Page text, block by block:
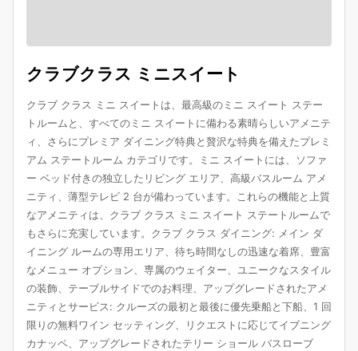
クラブクラス ミニスイート
クラブ クラス ミニ スイートは、最高級のミニ スイート ステー
トルームと、すべてのミニ スイートに備わる素晴らしいアメニテ
ィ、さらにプレミア ダイニング特典と贅沢な特典を備えたプレミ
アム ステートルーム カテゴリです。ミニ スイートには、ソファ
ー ベッド付きの独立したリビング エリア、高級バスルーム アメ
ニティ、薄型テレビ 2 台が備わっています。これらの機能と上質
なアメニティは、クラブ クラス ミニ スイート ステートルームで
もさらに充実しています。クラブ クラス ダイニング: メイン ダ
イニング ルームの専用エリア、待ち時間なしの迅速な着席、豊富
なメニュー オプション、専属のウェイター、ユニークなスタイル
の装飾、テーブルサイドでのお料理、アップグレードされたアメ
ニティとサービス: クルーズの最初と最後に優先乗船と下船、1 回
限りの無料ワイン セッティング、リクエストに応じてイブニング
カナッペ、アップグレードされたテリー ショール バスローブ